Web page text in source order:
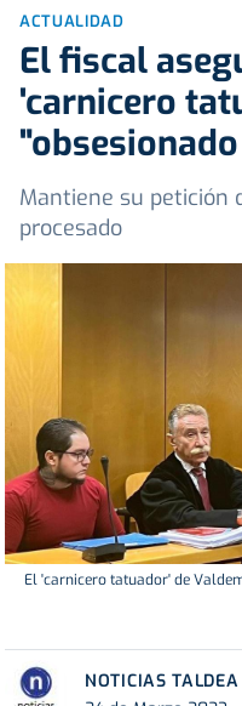
ACTUALIDAD
El fiscal
'carnicero
Mantiene su petición
procesado
El 'carnicero tatuador' de
NOTICIAS